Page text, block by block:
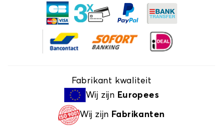
Fabrikant kwaliteit
Wij zijn Europees
Wij zijn Fabrikanten